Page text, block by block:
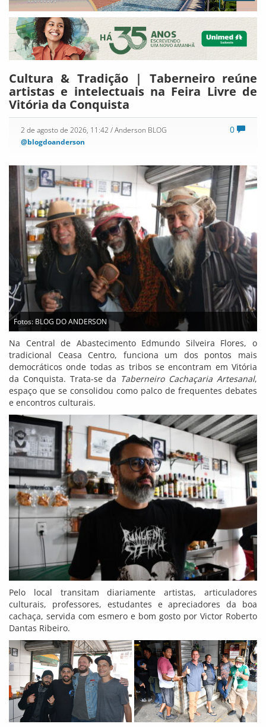
Cultura & Tradição | Taberneiro reúne
artistas e intelectuais na Feira Livre de
Vitória da Conquista
0
2 de agosto de 2026, 11:42 / Anderson BLOG
@blogdoanderson
Fotos: BLOG DO ANDERSON
Na Central de Abastecimento Edmundo Silveira Flores, o
tradicional Ceasa Centro, funciona um dos pontos mais
democráticos onde todas as tribos se encontram em Vitória
da Conquista. Trata-se da Taberneiro Cachaçaria Artesanal,
espaço que se consolidou como palco de frequentes debates
e encontros culturais.
Pelo local transitam diariamente artistas, articuladores
culturais, professores, estudantes e apreciadores da boa
cachaça, servida com esmero e bom gosto por Victor Roberto
Dantas Ribeiro.